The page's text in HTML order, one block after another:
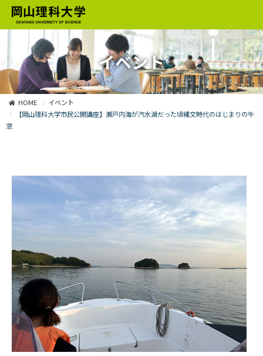
イベント
HOME
イベント
【岡山理科大学市民公開講座】瀬戸内海が汽水湖だった頃縄文時代のはじまりの牛
窓